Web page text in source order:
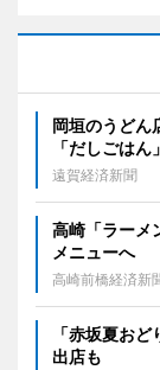
岡垣のうど
「だしごはん
遠賀経済新聞
高崎「ラーメ
メニューへ
高崎前橋経済新
「赤坂夏お
出店も